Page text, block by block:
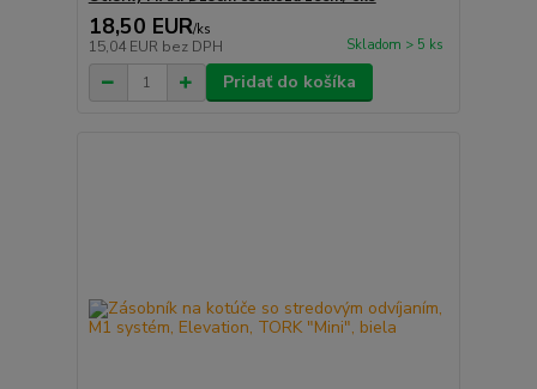
18,50 EUR/ks
15,04 EUR bez DPH Skladom > 5 ks
Pridať do košíka